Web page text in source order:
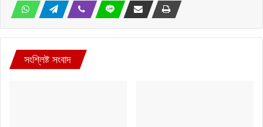
সংশ্লিষ্ট সংবাদ